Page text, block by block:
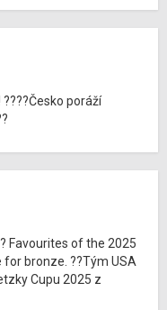
poráží
Favourites of the 2025
for bronze. ??Tým USA
Cupu 2025 z